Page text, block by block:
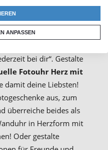
ideal für Verliebte und
für die Familie. Gut
bei dir“. Gestalte
Fotouhr Herz mit
damit deine Liebsten!
aus, zum
überreiche beides als
in Herzform mit
Oder gestalte
ANPASSEN